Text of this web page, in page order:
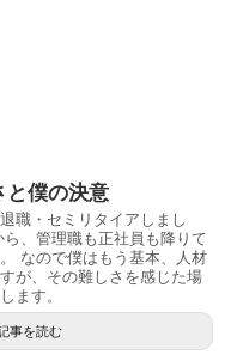
と僕の決意
職・セミリタイアしまし
、管理職も正社員も降りて
なので僕はもう基本、人材
が、その難しさを感じた場
ます。
事を読む